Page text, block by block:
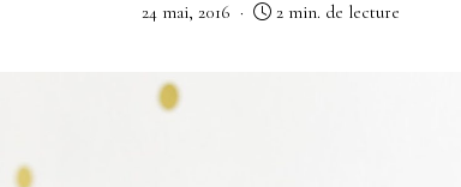
24 mai, 2016 2 min. de lecture